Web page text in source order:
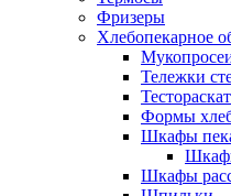
Фризеры
Хлебопекарное
Тележки
Формы
Шкафы
Шкафы